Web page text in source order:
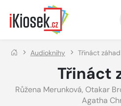
Přejít na hlavní obsah
Audioknihy Třináct záhad
Třináct
Růžena Merunková, Otakar
Agatha